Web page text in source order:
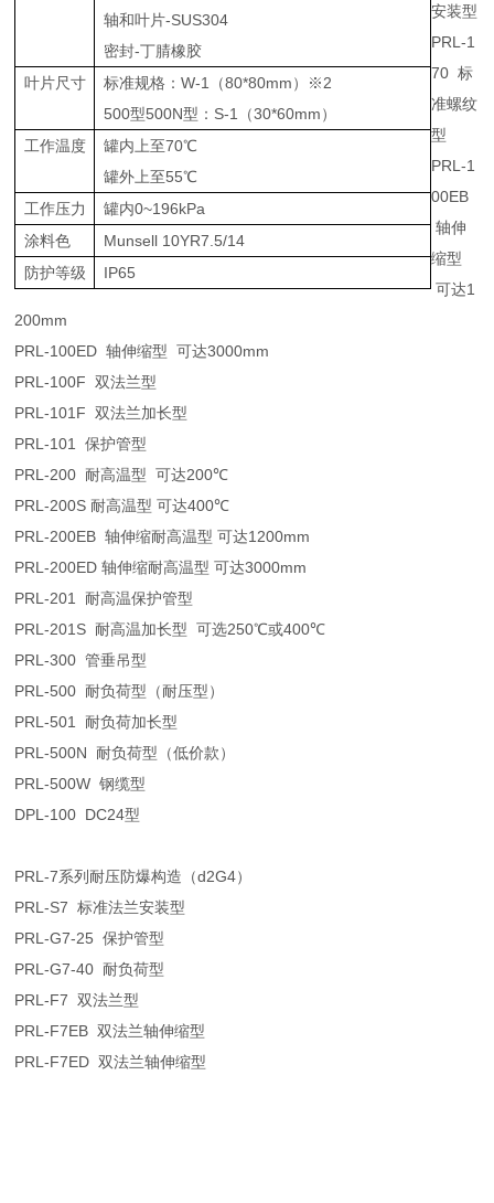
轴和叶片-SUS304
密封-丁腈橡胶
叶片尺寸
标准规格：W-1（80*80mm）※2
500型500N型：S-1（30*60mm）
工作温度
罐内上至70℃
罐外上至55℃
工作压力
罐内0~196kPa
涂料色
Munsell 10YR7.5/14
防护等级
IP65
安装型
PRL-1
70标
准螺纹
型
PRL-1
00EB
轴伸
缩型
可达1
200mm
PRL-100ED轴伸缩型 可达3000mm
PRL-100F双法兰型
PRL-101F双法兰加长型
PRL-101保护管型
PRL-200 耐高温型 可达200℃
PRL-200S 耐高温型 可达400℃
PRL-200EB轴伸缩耐高温型 可达1200mm
PRL-200ED轴伸缩耐高温型 可达3000mm
PRL-201 耐高温保护管型
PRL-201S 耐高温加长型 可选250℃或400℃
PRL-300管垂吊型
PRL-500 耐负荷型（耐压型）
PRL-501 耐负荷加长型
PRL-500N 耐负荷型（低价款）
PRL-500W钢缆型
DPL-100 DC24型
PRL-7系列耐压防爆构造（d2G4）
PRL-S7标准法兰安装型
PRL-G7-25保护管型
PRL-G7-40 耐负荷型
PRL-F7双法兰型
PRL-F7EB双法兰轴伸缩型
PRL-F7ED双法兰轴伸缩型